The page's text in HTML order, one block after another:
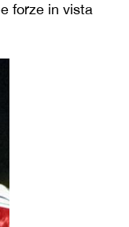
forze in vista